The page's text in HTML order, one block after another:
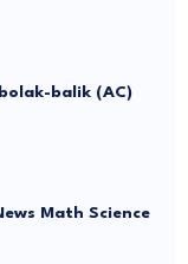
balik (AC)
Math Science